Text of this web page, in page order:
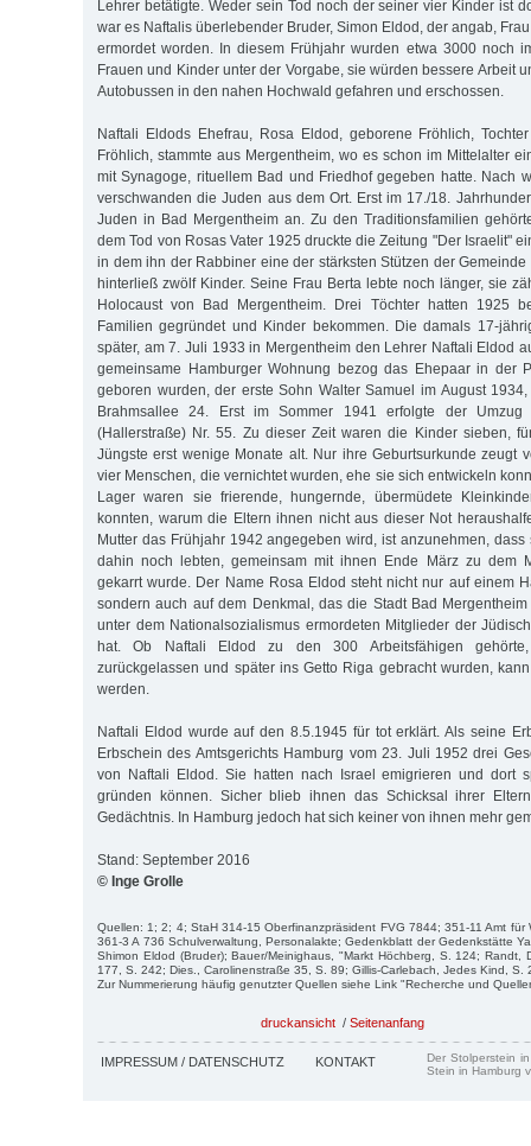
Lehrer betätigte. Weder sein Tod noch der seiner vier Kinder ist
war es Naftalis überlebender Bruder, Simon Eldod, der angab,
ermordet worden. In diesem Frühjahr wurden etwa 3000 noch
Frauen und Kinder unter der Vorgabe, sie würden bessere Arbeit
Autobussen in den nahen Hochwald gefahren und erschossen.
Naftali Eldods Ehefrau, Rosa Eldod, geborene Fröhlich,
Fröhlich, stammte aus Mergentheim, wo es schon im Mittelalter
mit Synagoge, rituellem Bad und Friedhof gegeben hatte. Nach
verschwanden die Juden aus dem Ort. Erst im 17./18.
Juden in Bad Mergentheim an. Zu den Traditionsfamilien
dem Tod von Rosas Vater 1925 druckte die Zeitung "Der Israelit"
in dem ihn der Rabbiner eine der stärksten Stützen der
hinterließ zwölf Kinder. Seine Frau Berta lebte noch länger, sie
Holocaust von Bad Mergentheim. Drei Töchter hatten 1925
Familien gegründet und Kinder bekommen. Die damals 17-
später, am 7. Juli 1933 in Mergentheim den Lehrer Naftali Eldod
gemeinsame Hamburger Wohnung bezog das Ehepaar in der
geboren wurden, der erste Sohn Walter Samuel im August
Brahmsallee 24. Erst im Sommer 1941 erfolgte der Umzug
(Hallerstraße) Nr. 55. Zu dieser Zeit waren die Kinder sieben,
Jüngste erst wenige Monate alt. Nur ihre Geburtsurkunde zeugt
vier Menschen, die vernichtet wurden, ehe sie sich entwickeln
Lager waren sie frierende, hungernde, übermüdete
konnten, warum die Eltern ihnen nicht aus dieser Not
Mutter das Frühjahr 1942 angegeben wird, ist anzunehmen,
dahin noch lebten, gemeinsam mit ihnen Ende März zu dem
gekarrt wurde. Der Name Rosa Eldod steht nicht nur auf einem
sondern auch auf dem Denkmal, das die Stadt Bad
unter dem Nationalsozialismus ermordeten Mitglieder der
hat. Ob Naftali Eldod zu den 300 Arbeitsfähigen
zurückgelassen und später ins Getto Riga gebracht wurden,
werden.
Naftali Eldod wurde auf den 8.5.1945 für tot erklärt. Als seine
Erbschein des Amtsgerichts Hamburg vom 23. Juli 1952 drei
von Naftali Eldod. Sie hatten nach Israel emigrieren und dort
gründen können. Sicher blieb ihnen das Schicksal ihrer
Gedächtnis. In Hamburg jedoch hat sich keiner von ihnen mehr
Stand: September 2016
© Inge Grolle
Quellen: 1; 2; 4; StaH 314-15 Oberfinanzpräsident FVG 7844; 351-11 Amt für
361-3 A 736 Schulverwaltung, Personalakte; Gedenkblatt der Gedenkstätte
Shimon Eldod (Bruder); Bauer/Meinighaus, "Markt Höchberg, S. 124; Randt,
177, S. 242; Dies., Carolinenstraße 35, S. 89; Gillis-Carlebach, Jedes Kind, S.
Zur Nummerierung häufig genutzter Quellen siehe Link "Recherche und
druckansicht / Seitenanfang
IMPRESSUM / DATENSCHUTZ KONTAKT
Der Stolperstein
Stein in Hamburg